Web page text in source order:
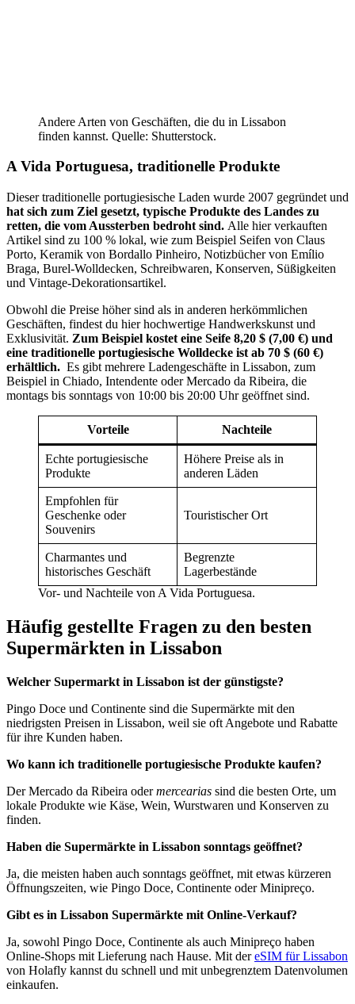
Andere Arten von Geschäften, die du in Lissabon
finden kannst. Quelle: Shutterstock.
A Vida Portuguesa, traditionelle Produkte
Dieser traditionelle portugiesische Laden wurde 2007 gegründet und
hat sich zum Ziel gesetzt, typische Produkte des Landes zu
retten, die vom Aussterben bedroht sind. Alle hier verkauften
Artikel sind zu 100 % lokal, wie zum Beispiel Seifen von Claus
Porto, Keramik von Bordallo Pinheiro, Notizbücher von Emílio
Braga, Burel-Wolldecken, Schreibwaren, Konserven, Süßigkeiten
und Vintage-Dekorationsartikel.
Obwohl die Preise höher sind als in anderen herkömmlichen
Geschäften, findest du hier hochwertige Handwerkskunst und
Exklusivität. Zum Beispiel kostet eine Seife 8,20 $ (7,00 €) und
eine traditionelle portugiesische Wolldecke ist ab 70 $ (60 €)
erhältlich. Es gibt mehrere Ladengeschäfte in Lissabon, zum
Beispiel in Chiado, Intendente oder Mercado da Ribeira, die
montags bis sonntags von 10:00 bis 20:00 Uhr geöffnet sind.
Vorteile Nachteile
Echte portugiesische
Produkte
Höhere Preise als in
anderen Läden
Empfohlen für
Geschenke oder
Souvenirs
Touristischer Ort
Charmantes und
historisches Geschäft
Begrenzte
Lagerbestände
Vor- und Nachteile von A Vida Portuguesa.
Häufig gestellte Fragen zu den besten
Supermärkten in Lissabon
Welcher Supermarkt in Lissabon ist der günstigste?
Pingo Doce und Continente sind die Supermärkte mit den
niedrigsten Preisen in Lissabon, weil sie oft Angebote und Rabatte
für ihre Kunden haben.
Wo kann ich traditionelle portugiesische Produkte kaufen?
Der Mercado da Ribeira odermercearias sind die besten Orte, um
lokale Produkte wie Käse, Wein, Wurstwaren und Konserven zu
finden.
Haben die Supermärkte in Lissabon sonntags geöffnet?
Ja, die meisten haben auch sonntags geöffnet, mit etwas kürzeren
Öffnungszeiten, wie Pingo Doce, Continente oder Minipreço.
Gibt es in Lissabon Supermärkte mit Online-Verkauf?
Ja, sowohl Pingo Doce, Continente als auch Minipreço haben
Online-Shops mit Lieferung nach Hause. Mit dereSIM für Lissabon
von Holafly kannst du schnell und mit unbegrenztem Datenvolumen
einkaufen.